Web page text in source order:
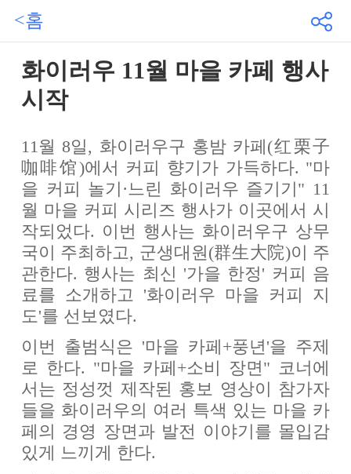
<홈
화이러우 11월 마을 카페 행사
시작
11월 8일, 화이러우구 홍밤 카페(红栗子
咖啡馆)에서 커피 향기가 가득하다. "마
을 커피 놀기·느린 화이러우 즐기기" 11
월 마을 커피 시리즈 행사가 이곳에서 시
작되었다. 이번 행사는 화이러우구 상무
국이 주최하고, 군생대원(群生大院)이 주
관한다. 행사는 최신 '가을 한정' 커피 음
료를 소개하고 '화이러우 마을 커피 지
도'를 선보였다.
이번 출범식은 '마을 카페+풍년'을 주제
로 한다. "마을 카페+소비 장면" 코너에
서는 정성껏 제작된 홍보 영상이 참가자
들을 화이러우의 여러 특색 있는 마을 카
페의 경영 장면과 발전 이야기를 몰입감
있게 느끼게 한다.